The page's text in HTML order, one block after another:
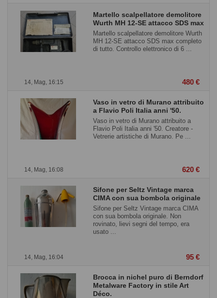
14, Mag, 16:15
Martello scalpellatore demolitore
Wurth MH 12-SE attacco SDS max
Martello scalpellatore demolitore Wurth
MH 12-SE attacco SDS max completo
di tutto. Controllo elettronico di 6 ...
480 €
14, Mag, 16:08
Vaso in vetro di Murano attribuito
a Flavio Poli Italia anni '50.
Vaso in vetro di Murano attribuito a
Flavio Poli Italia anni '50. Creatore -
Vetrerie artistiche di Murano. Pe ...
620 €
14, Mag, 16:04
Sifone per Seltz Vintage marca
CIMA con sua bombola originale
Sifone per Seltz Vintage marca CIMA
con sua bombola originale. Non
rovinato, lievi segni del tempo, era
usato ...
95 €
Brocca in nichel puro di Berndorf
Metalware Factory in stile Art
Déco.